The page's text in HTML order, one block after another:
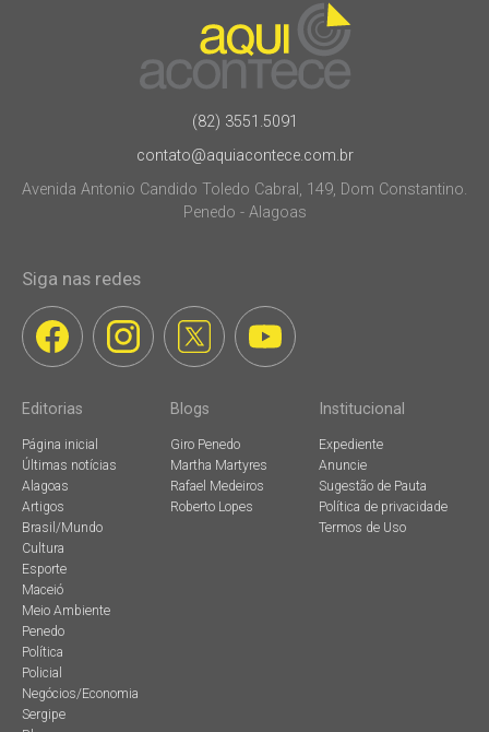
(82) 3551.5091
contato@aquiacontece.com.br
Avenida Antonio Candido Toledo Cabral, 149, Dom Constantino.
Penedo - Alagoas
Siga nas redes
Editorias
Página inicial
Últimas notícias
Alagoas
Artigos
Brasil/Mundo
Cultura
Esporte
Maceió
Meio Ambiente
Penedo
Política
Policial
Negócios/Economia
Sergipe
Blogs
Giro Penedo
Martha Martyres
Rafael Medeiros
Roberto Lopes
Institucional
Expediente
Anuncie
Sugestão de Pauta
Política de privacidade
Termos de Uso